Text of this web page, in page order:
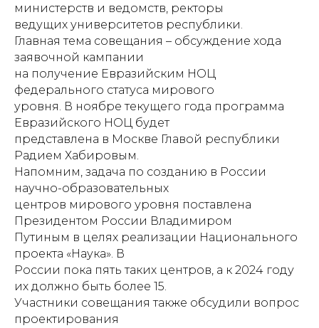
министерств и ведомств, ректоры
ведущих университетов республики.
Главная тема совещания – обсуждение хода
заявочной кампании
на получение Евразийским НОЦ
федерального статуса мирового
уровня. В ноябре текущего года программа
Евразийского НОЦ будет
представлена в Москве Главой республики
Радием Хабировым.
Напомним, задача по созданию в России
научно-образовательных
центров мирового уровня поставлена
Президентом России Владимиром
Путиным в целях реализации Национального
проекта «Наука». В
России пока пять таких центров, а к 2024 году
их должно быть более 15.
Участники совещания также обсудили вопрос
проектирования